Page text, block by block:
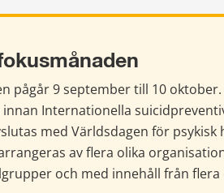
pågår 9 september till 10
Internationella
med Världsdagen för psykisk
av flera olika
och med innehåll från flera